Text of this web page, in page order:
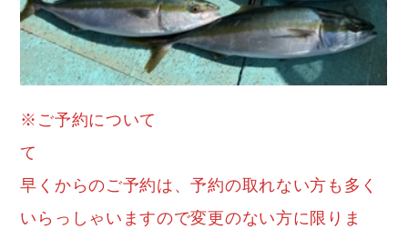
※ご予約について
早くからのご予約は、予約の取れない方も多く
いらっしゃいますので変更のない方に限りま